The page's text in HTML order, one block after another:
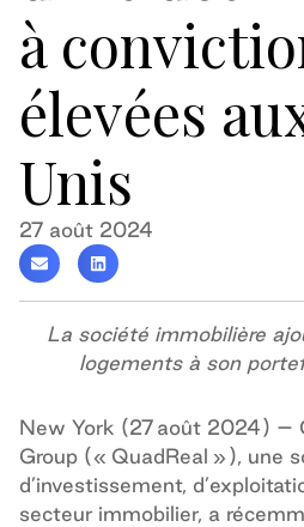
à
élevées
Unis
27 août 2024
La société immobilière
logements à son
New York (27 août 2024) –
Group (« QuadReal »), une
d’investissement,
secteur immobilier, a